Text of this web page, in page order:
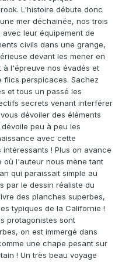
L'histoire débute donc
mer déchainée, nos trois
leur équipement de
civils dans une grange,
devant les mener en
à l'épreuve nos évadés et
flics perspicaces. Sachez
et tous un passé les
secrets venant interférer
dévoiler des éléments
peu à peu les
avec cette
! Plus on avance
où l'auteur nous mène tant
qui paraissait simple au
par le dessin réaliste du
des planches superbes,
typiques de la Californie !
protagonistes sont
on est immergé dans
une chape pesant sur
! Un très beau voyage